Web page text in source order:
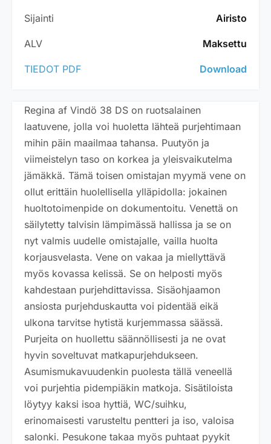
Sijainti Airisto
ALV Maksettu
TIEDOT PDF Download
Regina af Vindö 38 DS on ruotsalainen
laatuvene, jolla voi huoletta lähteä purjehtimaan
mihin päin maailmaa tahansa. Puutyön ja
viimeistelyn taso on korkea ja yleisvaikutelma
jämäkkä. Tämä toisen omistajan myymä vene on
ollut erittäin huolellisella ylläpidolla: jokainen
huoltotoimenpide on dokumentoitu. Venettä on
säilytetty talvisin lämpimässä hallissa ja se on
nyt valmis uudelle omistajalle, vailla huolta
korjausvelasta. Vene on vakaa ja miellyttävä
myös kovassa kelissä. Se on helposti myös
kahdestaan purjehdittavissa. Sisäohjaamon
ansiosta purjehduskautta voi pidentää eikä
ulkona tarvitse hytistä kurjemmassa säässä.
Purjeita on huollettu säännöllisesti ja ne ovat
hyvin soveltuvat matkapurjehdukseen.
Asumismukavuudenkin puolesta tällä veneellä
voi purjehtia pidempiäkin matkoja. Sisätiloista
löytyy kaksi isoa hyttiä, WC/suihku,
erinomaisesti varusteltu pentteri ja iso, valoisa
salonki. Pesukone takaa myös puhtaat pyykit